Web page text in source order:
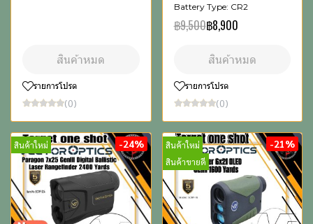
สินค้าหมด
รายการโปรด
(0)
Battery Type: CR2
฿9,500฿8,900
สินค้าหมด
รายการโปรด
(0)
สินค้าใหม่ -24%
สินค้าใหม่
สินค้าขายดี
-21%